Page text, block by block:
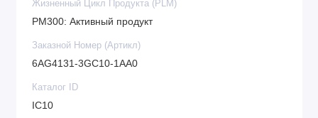
Жизненный Цикл Продукта (PLM)
PM300: Активный продукт
Заказной Номер (Артикл)
6AG4131-3GC10-1AA0
Каталог ID
IC10